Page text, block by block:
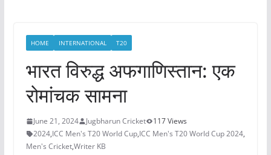
HOME INTERNATIONAL T20
भारत विरुद्ध अफगाणिस्तान: एक
रोमांचक सामना
June 21, 2024 Jugbharun Cricket
117 Views
2024,ICC Men's T20 World Cup,ICC Men's T20 World Cup 2024,
Men's Cricket,Writer KB